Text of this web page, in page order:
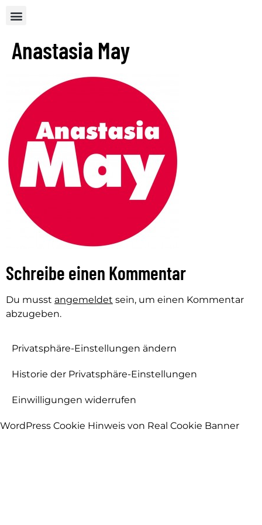
Anastasia May
Schreibe einen Kommentar
Du musst angemeldet sein, um einen Kommentar
abzugeben.
Privatsphäre-Einstellungen ändern
Historie der Privatsphäre-Einstellungen
Einwilligungen widerrufen
WordPress Cookie Hinweis von Real Cookie Banner